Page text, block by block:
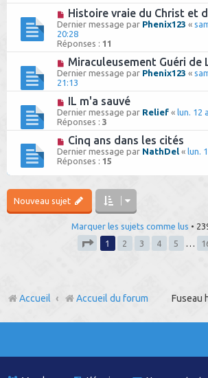
Histoire vraie du Christ et
Dernier message par Phenix123 «
20:28
Réponses : 11
Miraculeusement Guéri de
Dernier message par Phenix123 «
21:13
IL m'a sauvé
Dernier message par Relief « lun. 12
Réponses : 3
Cinq ans dans les cités
Dernier message par NathDel « lun.
Réponses : 15
Nouveau sujet
Marquer les sujets comme lus •
1 2 3 4 5
Fuseau
Accueil Accueil du forum